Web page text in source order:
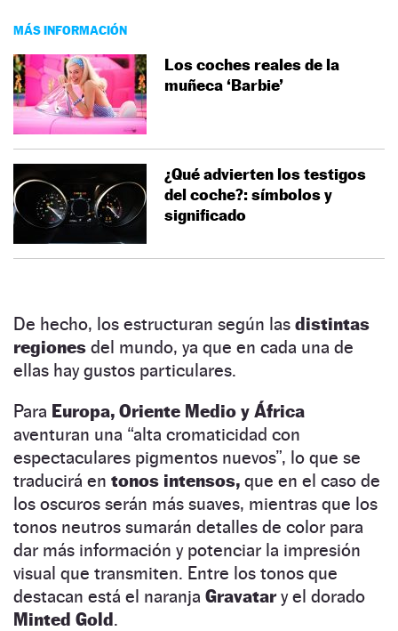
MÁS INFORMACIÓN
Los coches reales de la
muñeca ‘Barbie’
¿Qué advierten los testigos
del coche?: símbolos y
significado
De hecho, los estructuran según las distintas
regiones del mundo, ya que en cada una de
ellas hay gustos particulares.
Para Europa, Oriente Medio y África
aventuran una “alta cromaticidad con
espectaculares pigmentos nuevos”, lo que se
traducirá en tonos intensos, que en el caso de
los oscuros serán más suaves, mientras que los
tonos neutros sumarán detalles de color para
dar más información y potenciar la impresión
visual que transmiten. Entre los tonos que
destacan está el naranja Gravatary el dorado
Minted Gold.